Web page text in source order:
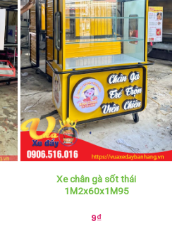
Xe chân gà sốt thái
1M2x60x1M95
9₫